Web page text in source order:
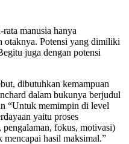
manusia hanya
otaknya. Potensi yang dimiliki
juga dengan potensi
dibutuhkan kemampuan
dalam bukunya berjudul
“Untuk memimpin di level
yaitu proses
pengalaman, fokus, motivasi)
mencapai hasil maksimal.”